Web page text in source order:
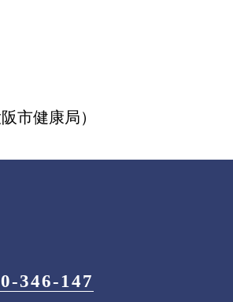
市健康局）
346-147